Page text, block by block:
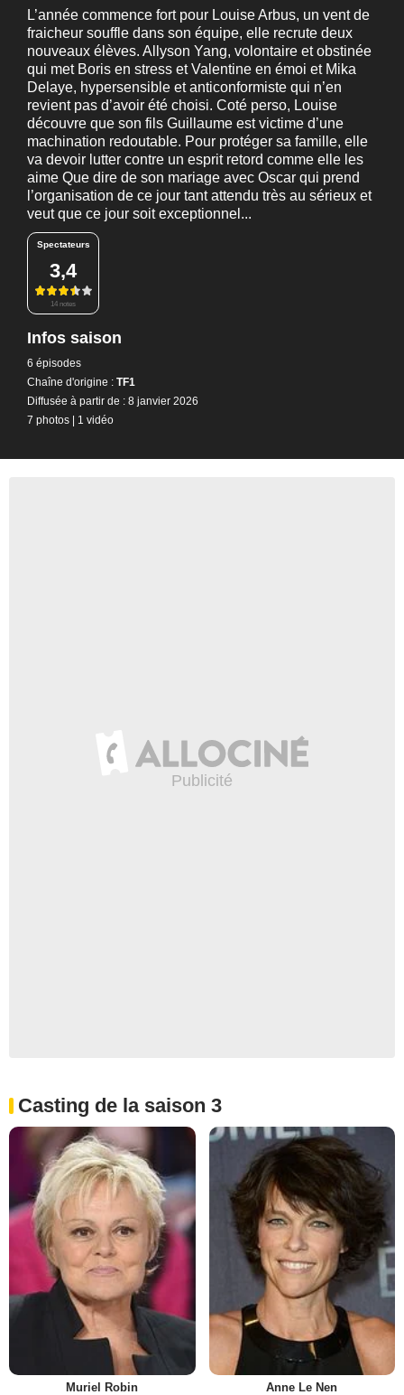
L’année commence fort pour Louise Arbus, un vent de
fraicheur souffle dans son équipe, elle recrute deux
nouveaux élèves. Allyson Yang, volontaire et obstinée
qui met Boris en stress et Valentine en émoi et Mika
Delaye, hypersensible et anticonformiste qui n’en
revient pas d’avoir été choisi. Coté perso, Louise
découvre que son fils Guillaume est victime d’une
machination redoutable. Pour protéger sa famille, elle
va devoir lutter contre un esprit retord comme elle les
aime Que dire de son mariage avec Oscar qui prend
l’organisation de ce jour tant attendu très au sérieux et
veut que ce jour soit exceptionnel...
Spectateurs
3,4
14 notes
Infos saison
6 épisodes
Chaîne d'origine : TF1
Diffusée à partir de : 8 janvier 2026
7 photos | 1 vidéo
Casting de la saison 3
Muriel Robin Anne Le Nen